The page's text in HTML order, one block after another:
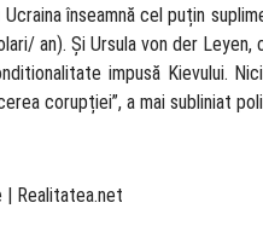
înseamnă cel puțin
an). Și Ursula von der
impusă Kievului.
corupției”, a mai subliniat
| Realitatea.net